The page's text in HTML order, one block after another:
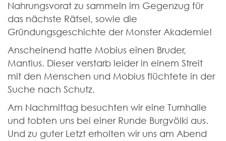
Nahrungsvorat zu sammeln im Gegenzug für
das nächste Rätsel, sowie die
Gründungsgeschichte der Monster Akademie!
Anscheinend hatte Mobius einen Bruder,
Mantius. Dieser verstarb leider in einem Streit
mit den Menschen und Mobius flüchtete in der
Suche nach Schutz.
Am Nachmittag besuchten wir eine Turnhalle
und tobten uns bei einer Runde Burgvölki aus.
Und zu guter Letzt erholten wir uns am Abend